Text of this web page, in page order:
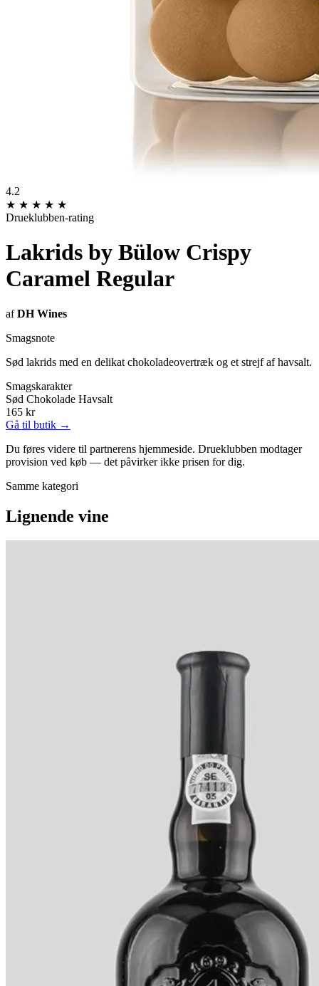
4.2
★ ★ ★ ★ ★
Drueklubben-rating
Lakrids by Bülow Crispy
Caramel Regular
afDH Wines
Smagsnote
Sød lakrids med en delikat chokoladeovertræk og et strejf af havsalt.
Smagskarakter
Sød Chokolade Havsalt
165 kr
Gå til butik →
Du føres videre til partnerens hjemmeside. Drueklubben modtager
provision ved køb — det påvirker ikke prisen for dig.
Samme kategori
Lignende vine